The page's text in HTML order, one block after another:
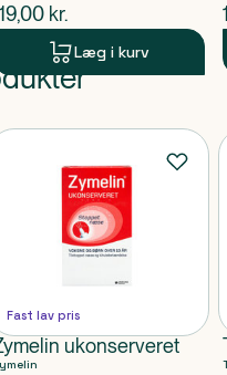
nuværende pris
kr.
Læg i kurv
Fast lav pris
ukonserveret